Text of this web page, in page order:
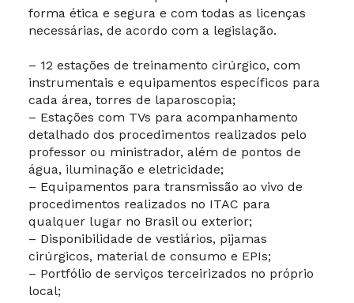
forma ética e segura e com todas as licenças
necessárias, de acordo com a legislação.
– 12 estações de treinamento cirúrgico, com
instrumentais e equipamentos específicos para
cada área, torres de laparoscopia;
– Estações com TVs para acompanhamento
detalhado dos procedimentos realizados pelo
professor ou ministrador, além de pontos de
água, iluminação e eletricidade;
– Equipamentos para transmissão ao vivo de
procedimentos realizados no ITAC para
qualquer lugar no Brasil ou exterior;
– Disponibilidade de vestiários, pijamas
cirúrgicos, material de consumo e EPIs;
– Portfólio de serviços terceirizados no próprio
local;